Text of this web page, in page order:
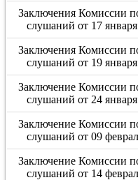
Заключения Комиссии
слушаний от 17
Заключения Комиссии
слушаний от 19
Заключение Комиссии
слушаний от 24
Заключение Комиссии
слушаний от 09
Заключение Комиссии
слушаний от 14